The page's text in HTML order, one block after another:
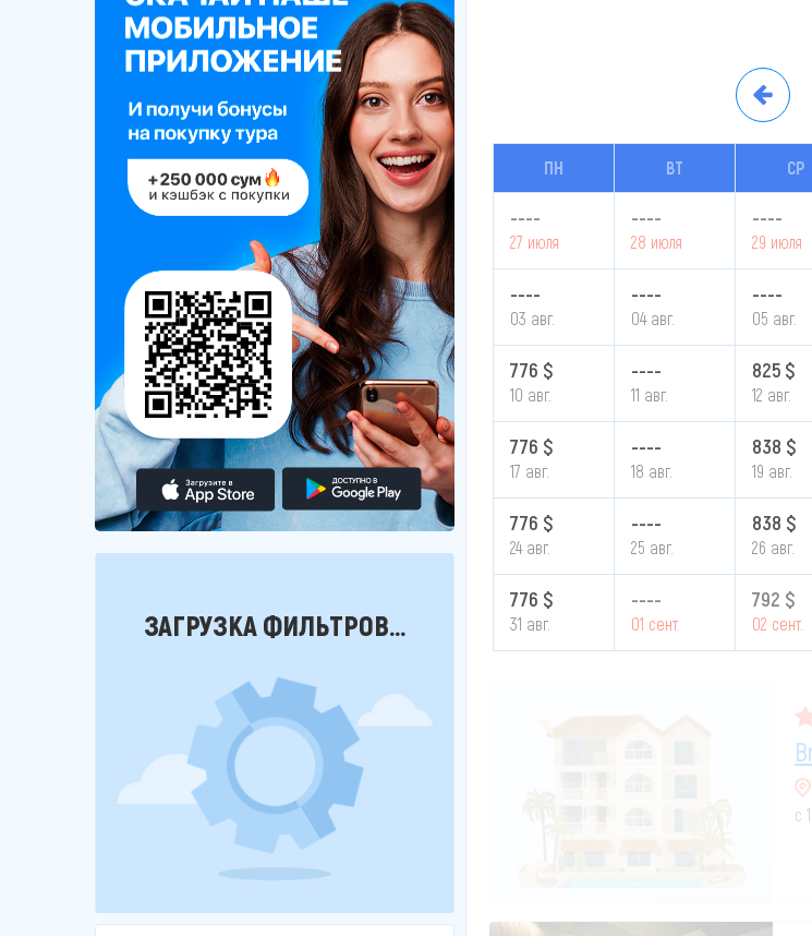
ЗАГРУЗКА ФИЛЬТРОВ...
ПН ВТ СР
----
27 июля
----
28 июля
----
29 июля
----
03 авг.
----
04 авг.
----
05 авг.
776 $
10 авг.
----
11 авг.
825 $
12 авг.
776 $
17 авг.
----
18 авг.
838 $
19 авг.
776 $
24 авг.
----
25 авг.
838 $
26 авг.
776 $
31 авг.
----
01 сент.
792 $
02 сент.
с